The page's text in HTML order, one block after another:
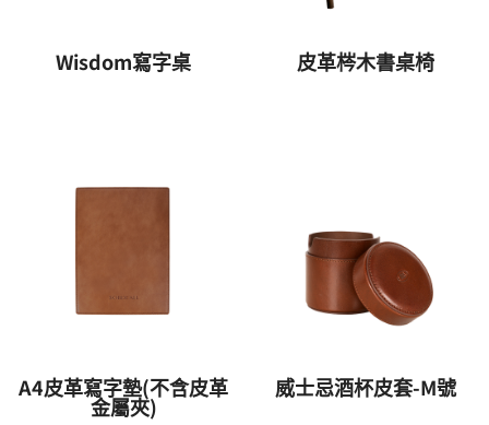
Wisdom寫字桌 皮革梣木書桌椅
A4皮革寫字墊(不含皮革
金屬夾)
威士忌酒杯皮套-M號